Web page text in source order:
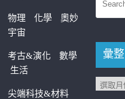
物理 化學
奧妙
宇宙
考古&演化
數學
生活
尖端科技&材料
彙整